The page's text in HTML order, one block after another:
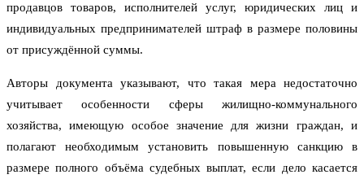
продавцов товаров, исполнителей услуг, юридических лиц и
индивидуальных предпринимателей штраф в размере половины
от присуждённой суммы.
Авторы документа указывают, что такая мера недостаточно
учитывает особенности сферы жилищно-коммунального
хозяйства, имеющую особое значение для жизни граждан, и
полагают необходимым установить повышенную санкцию в
размере полного объёма судебных выплат, если дело касается